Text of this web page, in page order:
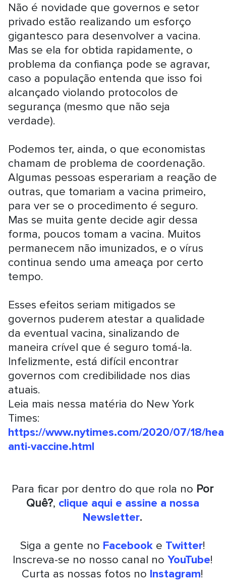
Não é novidade que governos e setor
privado estão realizando um esforço
gigantesco para desenvolver a vacina.
Mas se ela for obtida rapidamente, o
problema da confiança pode se agravar,
caso a população entenda que isso foi
alcançado violando protocolos de
segurança (mesmo que não seja
verdade).
Podemos ter, ainda, o que economistas
chamam de problema de coordenação.
Algumas pessoas esperariam a reação de
outras, que tomariam a vacina primeiro,
para ver se o procedimento é seguro.
Mas se muita gente decide agir dessa
forma, poucos tomam a vacina. Muitos
permanecem não imunizados, e o vírus
continua sendo uma ameaça por certo
tempo.
Esses efeitos seriam mitigados se
governos puderem atestar a qualidade
da eventual vacina, sinalizando de
maneira crível que é seguro tomá-la.
Infelizmente, está difícil encontrar
governos com credibilidade nos dias
atuais.
Leia mais nessa matéria do New York
Times:
https://www.nytimes.com/2020/07/18/
anti-vaccine.html
Para ficar por dentro do que rola no Por
Quê?, clique aqui e assine a nossa
Newsletter.
Siga a gente no Facebook e Twitter!
Inscreva-se no nosso canal noYouTube!
Curta as nossas fotos no Instagram!